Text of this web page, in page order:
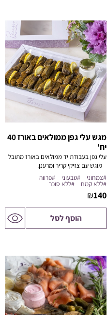
מגש עלי גפן ממולאים באורז 40
יח'
עלי גפן בעבודת יד ממולאים באורז מתובל
– מוגש עם צזיקי קריר ומרענן.
#צמחוני
#טבעוני #פרווה
#ללא קמח #ללא סוכר
140
₪
הוסף לסל לדף
המוצר